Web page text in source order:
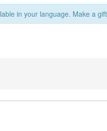
in your language. Make a